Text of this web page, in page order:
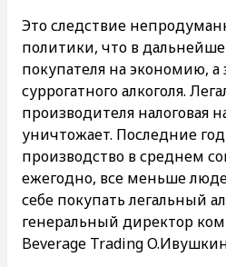
Это следствие
политики, что в
покупателя на экономию, а
суррогатного алкоголя.
производителя налоговая
уничтожает. Последние
производство в среднем
ежегодно, все меньше
себе покупать легальный
генеральный директор
Beverage Trading